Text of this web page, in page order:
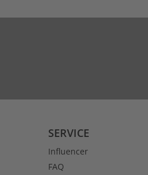
SERVICE
Influencer
FAQ